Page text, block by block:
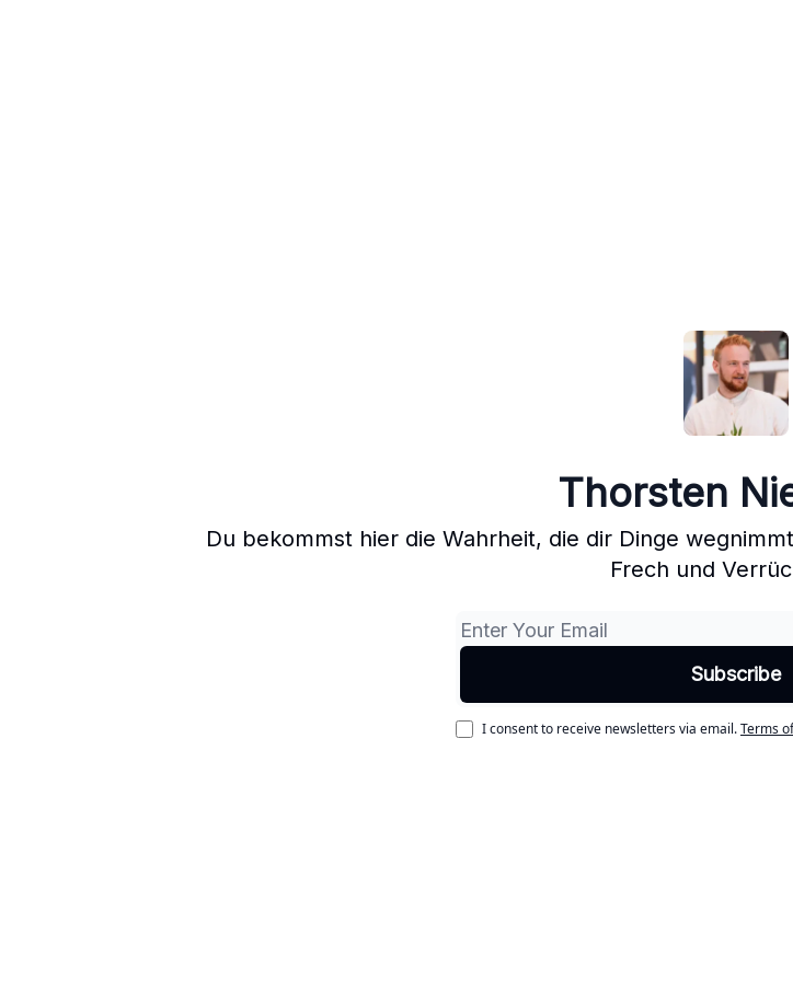
Thorsten
Du bekommst hier die Wahrheit, die dir Dinge
Frech und
I consent to receive newsletters via email.Terms